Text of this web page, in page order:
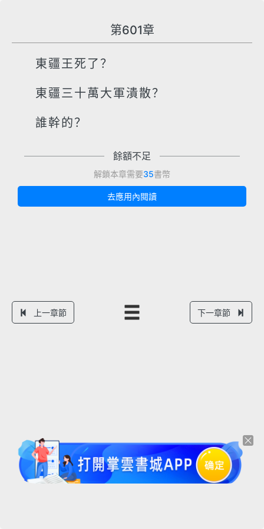
第601章
東疆王死了？
東疆三十萬大軍潰散？
誰幹的？
餘額不足
解鎖本章需要35書幣
去應用內閱讀
上一章節 下一章節